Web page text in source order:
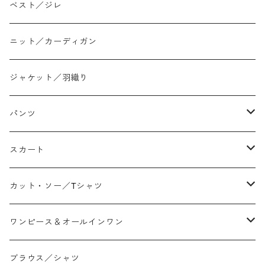
ベスト／ジレ
ニット／カーディガン
ジャケット／羽織り
パンツ
テーパード
ワイド
スリム/スキニー
ジョガー
スカート
ストレート/タイト
フレア
アシンメトリー/切り替え
カット・ソー／Tシャツ
Tシャツ
ロンtee
ワンピース＆オールインワン
ワンピース
ブラウス／シャツ